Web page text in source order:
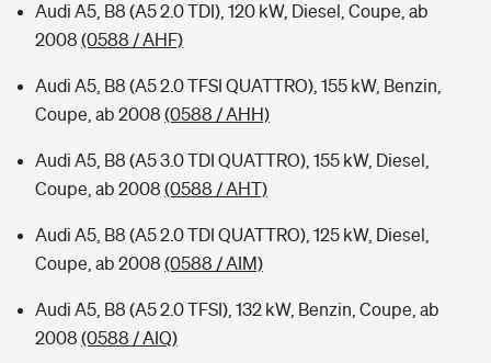
Audi A5, B8 (A5 2.0 TDI), 120 kW, Diesel, Coupe, ab
2008 (0588 / AHF)
Audi A5, B8 (A5 2.0 TFSI QUATTRO), 155 kW, Benzin,
Coupe, ab 2008 (0588 / AHH)
Audi A5, B8 (A5 3.0 TDI QUATTRO), 155 kW, Diesel,
Coupe, ab 2008 (0588 / AHT)
Audi A5, B8 (A5 2.0 TDI QUATTRO), 125 kW, Diesel,
Coupe, ab 2008 (0588 / AIM)
Audi A5, B8 (A5 2.0 TFSI), 132 kW, Benzin, Coupe, ab
2008 (0588 / AIQ)